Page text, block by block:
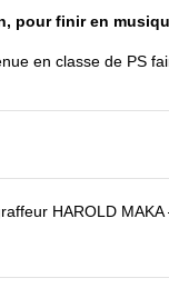
pour finir en
en classe de PS
HAROLD MAKA